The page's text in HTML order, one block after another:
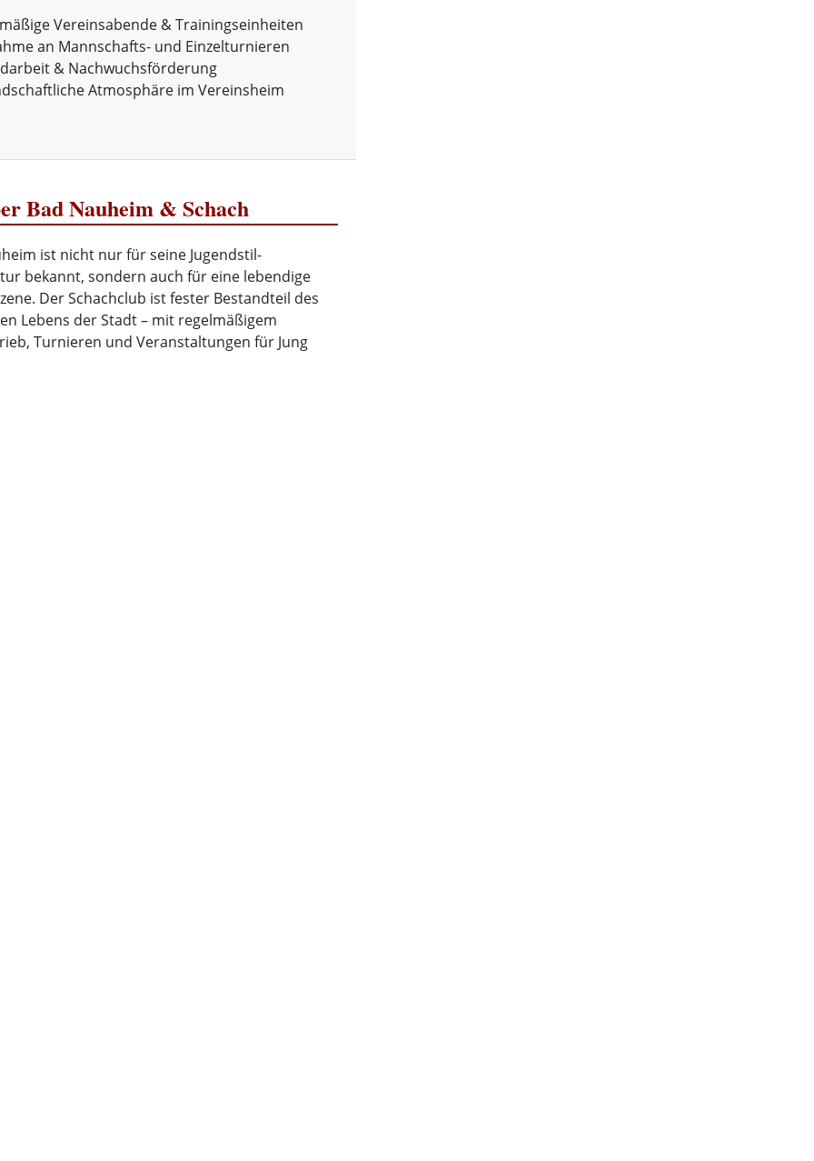
Vereinsabende & Trainingseinheiten
an Mannschafts- und Einzelturnieren
& Nachwuchsförderung
Atmosphäre im Vereinsheim
Bad Nauheim & Schach
ist nicht nur für seine Jugendstil-
bekannt, sondern auch für eine lebendige
Der Schachclub ist fester Bestandteil des
Lebens der Stadt – mit regelmäßigem
Turnieren und Veranstaltungen für Jung